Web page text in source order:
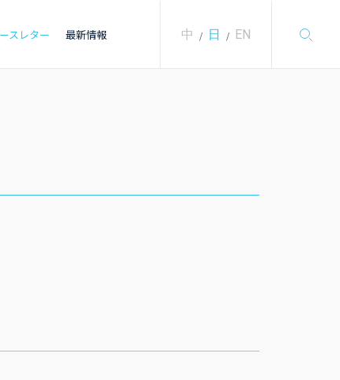
スレター 最新情報 中 / 日 / EN